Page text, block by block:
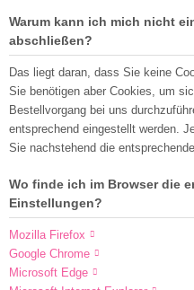
Warum kann ich mich nicht
abschließen?
Das liegt daran, dass Sie keine
Sie benötigen aber Cookies, um
Bestellvorgang bei uns
entsprechend eingestellt werden.
Sie nachstehend die
Wo finde ich im Browser die
Einstellungen?
Mozilla Firefox
Google Chrome
Microsoft Edge